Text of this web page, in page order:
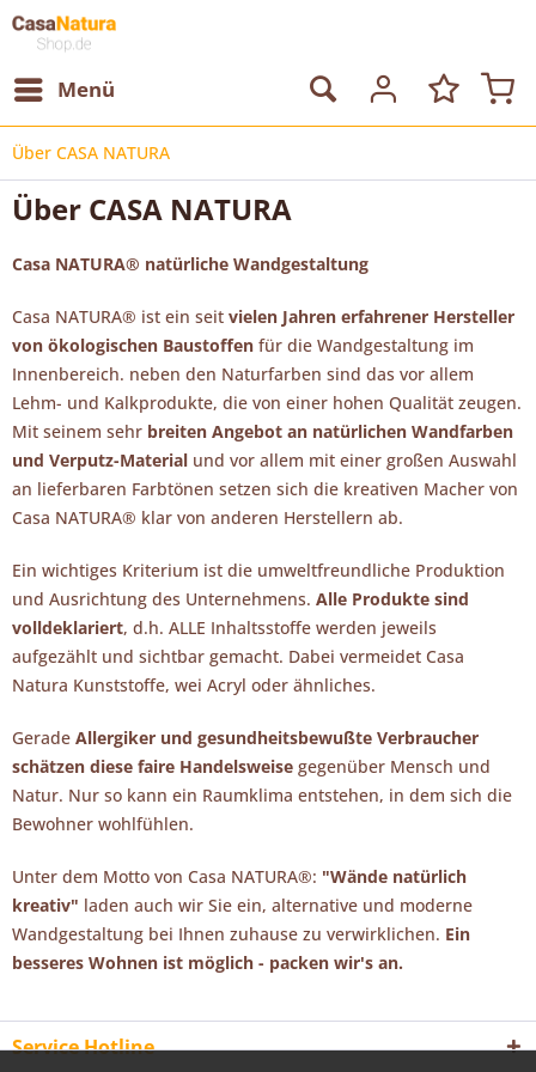
Menü
Über CASA NATURA
Über CASA NATURA
Casa NATURA® natürliche Wandgestaltung
Casa NATURA® ist ein seit vielen Jahren erfahrener Hersteller
von ökologischen Baustoffen für die Wandgestaltung im
Innenbereich. neben den Naturfarben sind das vor allem
Lehm- und Kalkprodukte, die von einer hohen Qualität zeugen.
Mit seinem sehr breiten Angebot an natürlichen Wandfarben
und Verputz-Material und vor allem mit einer großen Auswahl
an lieferbaren Farbtönen setzen sich die kreativen Macher von
Casa NATURA® klar von anderen Herstellern ab.
Ein wichtiges Kriterium ist die umweltfreundliche Produktion
und Ausrichtung des Unternehmens. Alle Produkte sind
volldeklariert, d.h. ALLE Inhaltsstoffe werden jeweils
aufgezählt und sichtbar gemacht. Dabei vermeidet Casa
Natura Kunststoffe, wei Acryl oder ähnliches.
Gerade Allergiker und gesundheitsbewußte Verbraucher
schätzen diese faire Handelsweise gegenüber Mensch und
Natur. Nur so kann ein Raumklima entstehen, in dem sich die
Bewohner wohlfühlen.
Unter dem Motto von Casa NATURA®: "Wände natürlich
kreativ" laden auch wir Sie ein, alternative und moderne
Wandgestaltung bei Ihnen zuhause zu verwirklichen. Ein
besseres Wohnen ist möglich - packen wir's an.
Service Hotline